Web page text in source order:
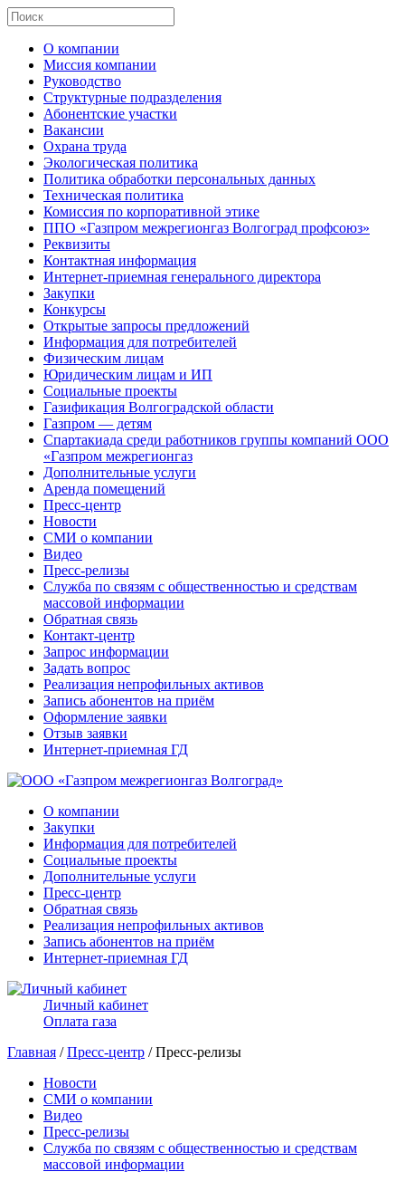
О компании
Миссия компании
Руководство
Структурные подразделения
Абонентские участки
Вакансии
Охрана труда
Экологическая политика
Политика обработки персональных данных
Техническая политика
Комиссия по корпоративной этике
ППО «Газпром межрегионгаз Волгоград профсоюз»
Реквизиты
Контактная информация
Интернет-приемная генерального директора
Закупки
Конкурсы
Открытые запросы предложений
Информация для потребителей
Физическим лицам
Юридическим лицам и ИП
Социальные проекты
Газификация Волгоградской области
Газпром — детям
Спартакиада среди работников группы компаний ООО
«Газпром межрегионгаз
Дополнительные услуги
Аренда помещений
Пресс-центр
Новости
СМИ о компании
Видео
Пресс-релизы
Служба по связям с общественностью и средствам
массовой информации
Обратная связь
Контакт-центр
Запрос информации
Задать вопрос
Реализация непрофильных активов
Запись абонентов на приём
Оформление заявки
Отзыв заявки
Интернет-приемная ГД
О компании
Закупки
Информация для потребителей
Социальные проекты
Дополнительные услуги
Пресс-центр
Обратная связь
Реализация непрофильных активов
Запись абонентов на приём
Интернет-приемная ГД
Личный кабинет
Оплата газа
Главная /Пресс-центр / Пресс-релизы
Новости
СМИ о компании
Видео
Пресс-релизы
Служба по связям с общественностью и средствам
массовой информации